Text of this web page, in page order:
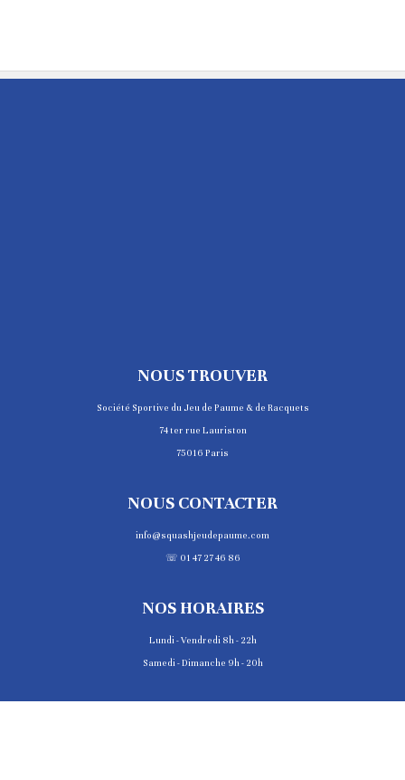
NOUS TROUVER
Société Sportive du Jeu de Paume & de Racquets
74 ter rue Lauriston
75016 Paris
NOUS CONTACTER
info@squashjeudepaume.com
☏ 01 47 27 46 86
NOS HORAIRES
Lundi - Vendredi 8h - 22h
Samedi - Dimanche 9h - 20h